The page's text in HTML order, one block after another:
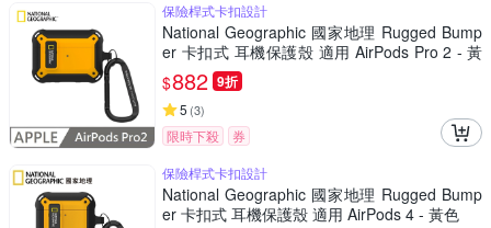
保險桿式卡扣設計
National Geographic 國家地理 Rugged Bump
er 卡扣式 耳機保護殼 適用 AirPods Pro 2 - 黃
色
$882 9折
5 (3)
限時下殺
券
保險桿式卡扣設計
National Geographic 國家地理 Rugged Bump
er 卡扣式 耳機保護殼 適用 AirPods 4 - 黃色